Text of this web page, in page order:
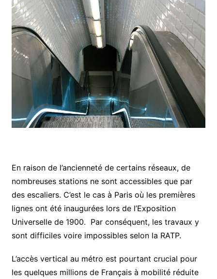
En raison de l’ancienneté de certains réseaux, de
nombreuses stations ne sont accessibles que par
des escaliers. C’est le cas à Paris où les premières
lignes ont été inaugurées lors de l’Exposition
Universelle de 1900. Par conséquent, les travaux y
sont difficiles voire impossibles selon la RATP.
L’accès vertical au métro est pourtant crucial pour
les quelques millions de Français à mobilité réduite